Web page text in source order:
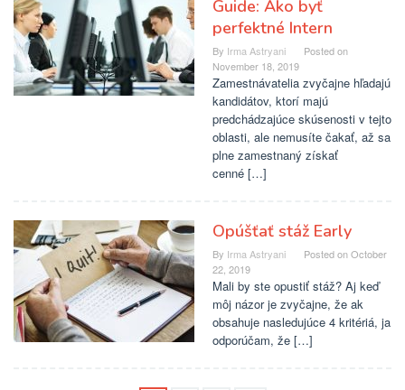
Guide: Ako byť
perfektné Intern
By Irma Astryani
Posted on
November 18, 2019
Zamestnávatelia zvyčajne hľadajú
kandidátov, ktorí majú
predchádzajúce skúsenosti v tejto
oblasti, ale nemusíte čakať, až sa
plne zamestnaný získať
cenné […]
Opúšťať stáž Early
By Irma Astryani Posted onOctober
22, 2019
Mali by ste opustiť stáž? Aj keď
môj názor je zvyčajne, že ak
obsahuje nasledujúce 4 kritériá, ja
odporúčam, že […]